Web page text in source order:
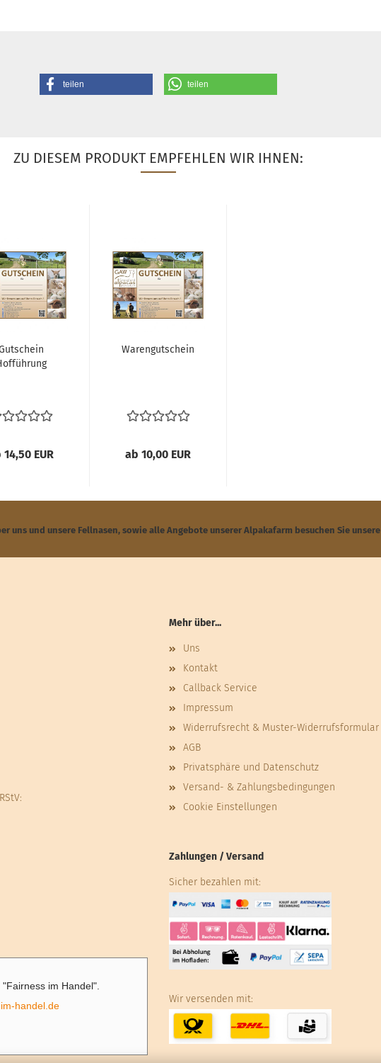
teilen teilen
ZU DIESEM PRODUKT EMPFEHLEN WIR IHNEN:
14,50 EUR
Warengutschein
ab 10,00 EUR
uns und unsere Fellnasen, sowie alle Angebote unserer Alpakafarm besuchen Sie unsere
Mehr über...
Uns
Kontakt
Callback Service
Impressum
Widerrufsrecht & Muster-Widerrufsformular
AGB
Privatsphäre und Datenschutz
Versand- & Zahlungsbedingungen
Cookie Einstellungen
im Handel".
handel.de
Zahlungen / Versand
Sicher bezahlen mit:
Wir versenden mit: